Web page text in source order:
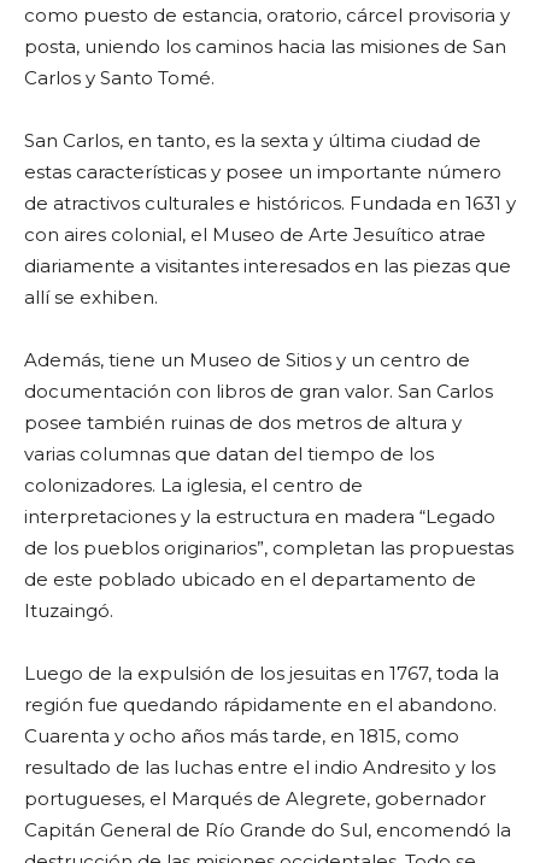
como puesto de estancia, oratorio, cárcel provisoria y
posta, uniendo los caminos hacia las misiones de San
Carlos y Santo Tomé.
San Carlos, en tanto, es la sexta y última ciudad de
estas características y posee un importante número
de atractivos culturales e históricos. Fundada en 1631 y
con aires colonial, el Museo de Arte Jesuítico atrae
diariamente a visitantes interesados en las piezas que
allí se exhiben.
Además, tiene un Museo de Sitios y un centro de
documentación con libros de gran valor. San Carlos
posee también ruinas de dos metros de altura y
varias columnas que datan del tiempo de los
colonizadores. La iglesia, el centro de
interpretaciones y la estructura en madera “Legado
de los pueblos originarios”, completan las propuestas
de este poblado ubicado en el departamento de
Ituzaingó.
Luego de la expulsión de los jesuitas en 1767, toda la
región fue quedando rápidamente en el abandono.
Cuarenta y ocho años más tarde, en 1815, como
resultado de las luchas entre el indio Andresito y los
portugueses, el Marqués de Alegrete, gobernador
Capitán General de Río Grande do Sul, encomendó la